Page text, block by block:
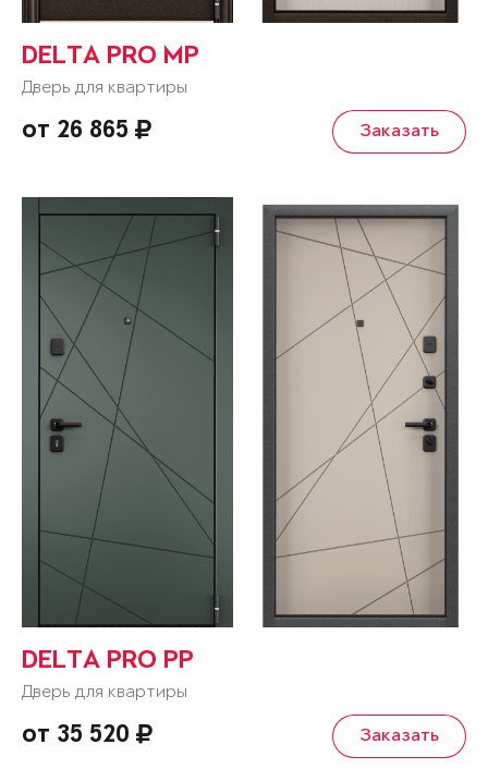
DELTA PRO MP
Дверь для квартиры
от 26 865 Заказать
DELTA PRO PP
Дверь для квартиры
от 35 520 Заказать